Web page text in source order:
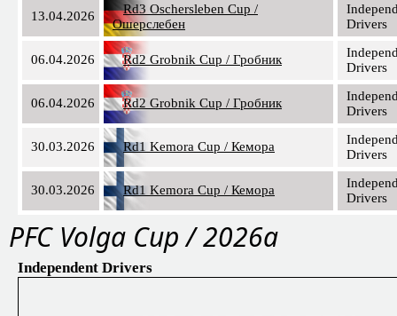
13.04.2026
Rd3 Oschersleben Cup /
Ошерслебен
Drivers
06.04.2026 Rd2 Grobnik Cup / Гробник
Drivers
06.04.2026 Rd2 Grobnik Cup / Гробник
Drivers
30.03.2026 Rd1 Kemora Cup / Кемора
Drivers
30.03.2026 Rd1 Kemora Cup / Кемора
Drivers
PFС Volga Cup / 2026a
Independent Drivers